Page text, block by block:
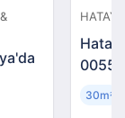
HATAY
Hatay
30m²